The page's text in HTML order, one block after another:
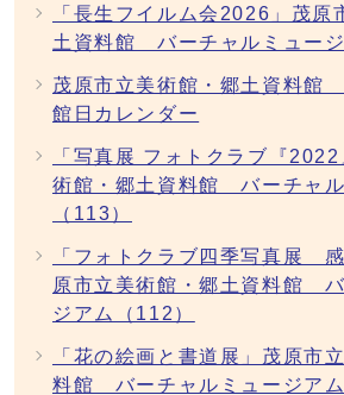
「長生フイルム会2026」茂原
土資料館 バーチャルミュージ
茂原市立美術館・郷土資料館
館日カレンダー
「写真展 フォトクラブ『
術館・郷土資料館 バーチャル
（113）
「フォトクラブ四季写真展
原市立美術館・郷土資料館
ジアム（112）
「花の絵画と書道展」茂原市
料館 バーチャルミュージアム